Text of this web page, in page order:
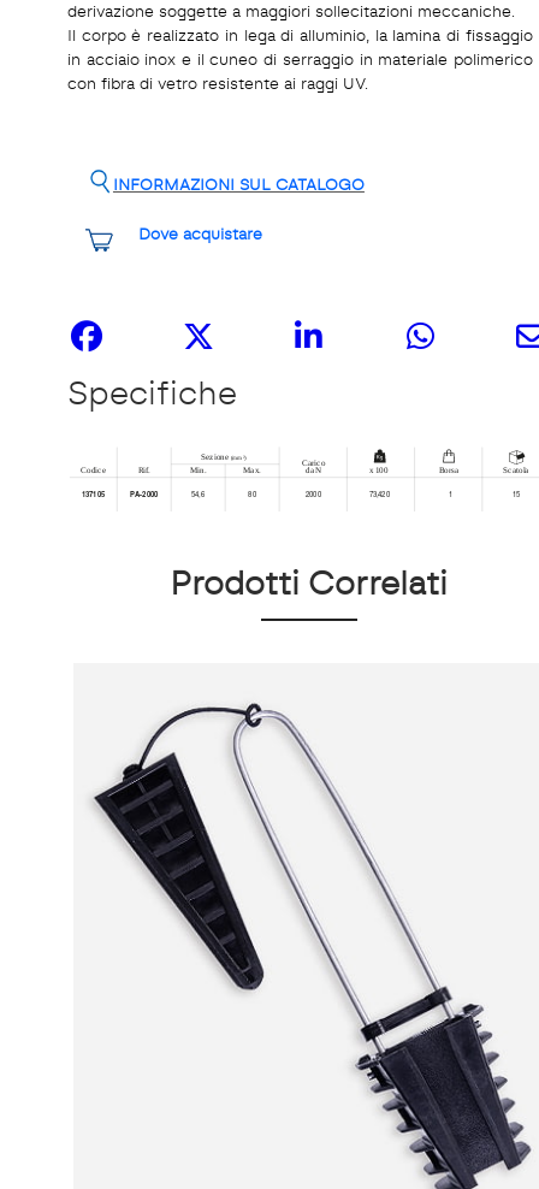
derivazione soggette a maggiori sollecitazioni meccaniche.
Il corpo è realizzato in lega di alluminio, la lamina di fissaggio
in acciaio inox e il cuneo di serraggio in materiale polimerico
con fibra di vetro resistente ai raggi UV.
Dove acquistare
INFORMAZIONI SUL CATALOGO
Specifiche
Prodotti Correlati